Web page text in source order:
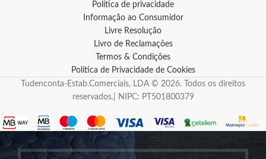
Política de privacidade
Informação ao Consumidor
Livre Resolução
Livro de Reclamações
Termos & Condições
Política de Privacidade de Cookies
Tudenconta-Estab.Comerciais, LDA © 2026. Todos os direitos
reservados.| NIPC: PT501800379